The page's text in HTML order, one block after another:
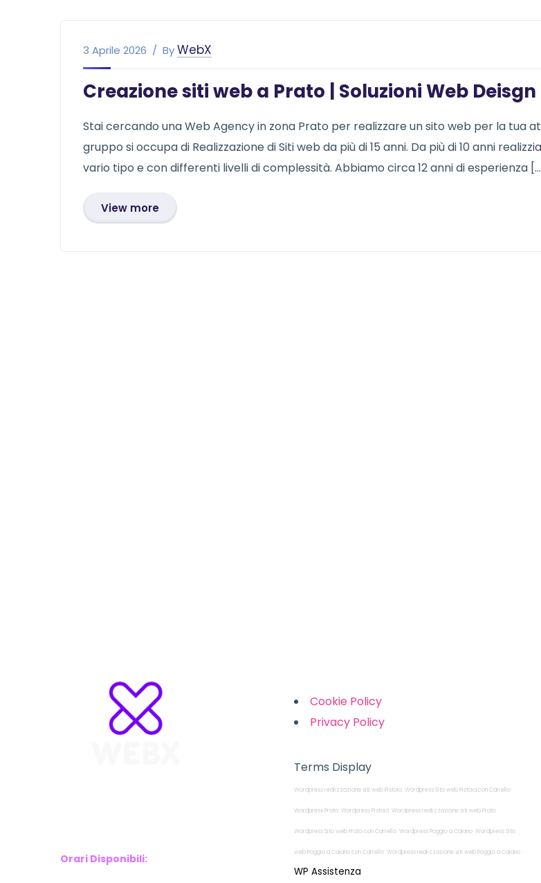
3 Aprile 2026 ByWebX
Creazione siti web a Prato | Soluzioni Web Deisgn
Stai cercando una Web Agency in zona Prato per realizzare un sito web per la tua
gruppo si occupa di Realizzazione di Siti web da più di 15 anni. Da più di 10 anni
vario tipo e con differenti livelli di complessità. Abbiamo circa 12 anni di esperienza
View more
Orari Disponibili:
Cookie Policy
Privacy Policy
Terms Display
Wordpress realizzazione siti web Pistoia Wordpress Sito web Pistoia con Carrello
Wordpress Prato Wordpress Pistoia Wordpress realizzazione siti web Prato
Wordpress Sito web Prato con Carrello Wordpress Poggio a Caiano Wordpress Sito
web Poggio a Caiano con Carrello Wordpress realizzazione siti web Poggio a Caiano
WP Assistenza